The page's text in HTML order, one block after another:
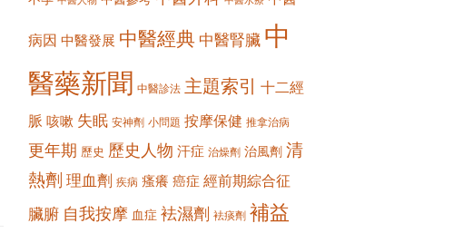
病因 中醫發展 中醫經典 中醫腎臟 中
醫藥新聞 中醫診法 主題索引 十二經
脈 咳嗽 失眠 安神劑 小問題 按摩保健 推拿治病
更年期 歷史 歷史人物 汗症 治燥劑 治風劑 清
熱劑 理血劑 疾病 瘙癢 癌症 經前期綜合征
臟腑 自我按摩 血症 袪濕劑 袪痰劑 補益